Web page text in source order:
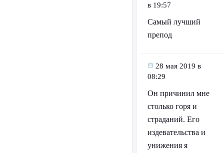
в 19:57
Самый лучший
препод
28 мая 2019 в
08:29
Он причинил мне
столько горя и
страданий. Его
издевательства и
унижения я